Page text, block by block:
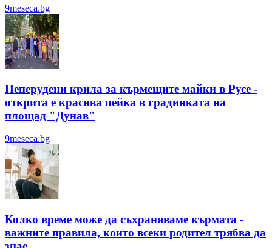
9meseca.bg
Пеперудени крила за кърмещите майки в Русе -
открита е красива пейка в градинката на
площад "Дунав"
9meseca.bg
Колко време може да съхраняваме кърмата -
важните правила, които всеки родител трябва да